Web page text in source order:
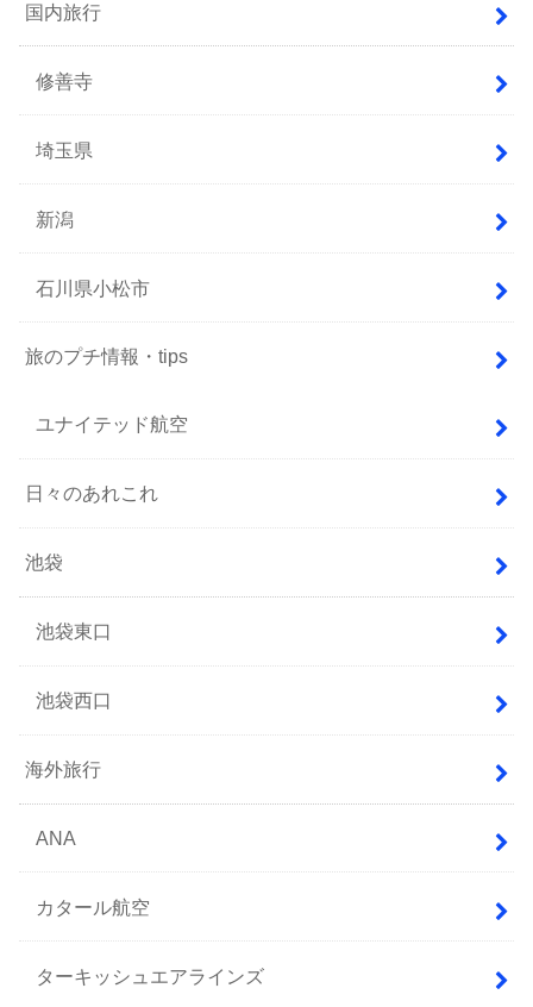
国内旅行
修善寺
埼玉県
新潟
石川県小松市
旅のプチ情報・tips
ユナイテッド航空
日々のあれこれ
池袋
池袋東口
池袋西口
海外旅行
ANA
カタール航空
ターキッシュエアラインズ